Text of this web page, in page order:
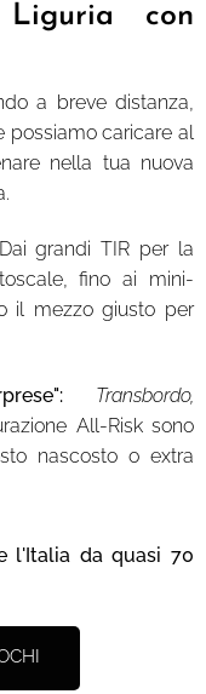
Liguria con
a breve distanza,
possiamo caricare al
nella tua nuova
grandi TIR per la
fino ai mini-
il mezzo giusto per
Transbordo,
All-Risk sono
nascosto o extra
l'Italia da quasi 70